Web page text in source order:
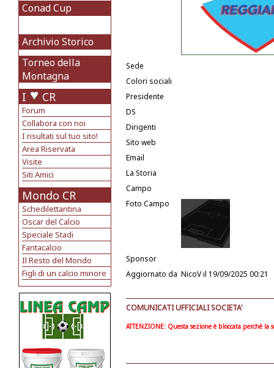
Conad Cup
Archivio Storico
Torneo della
Montagna
I CR
Forum
Collabora con noi
I risultati sul tuo sito!
Area Riservata
Visite
Siti Amici
Mondo CR
Schedilettantina
Oscar del Calcio
Speciale Stadi
Fantacalcio
Il Resto del Mondo
Figli di un calcio minore
Sede
Colori sociali
Presidente
DS
Dirigenti
Sito web
Email
La Storia
Campo
Foto Campo
Sponsor
Aggiornato da NicoVil 19/09/2025 00:21
COMUNICATI UFFICIALI SOCIETA'
ATTENZIONE: Questa sezione è bloccata perchè